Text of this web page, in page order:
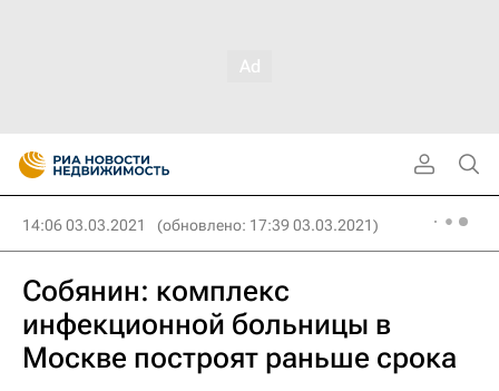
14:06 03.03.2021 (обновлено: 17:39 03.03.2021)
Собянин: комплекс
инфекционной больницы в
Москве построят раньше срока